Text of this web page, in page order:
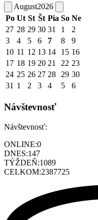
August2026
Po Ut St Št Pia So Ne
27 28 29 30 31 1
2
3
4 5 6 7 8
9
10 11 12 13 14 15 16
17 18 19 20 21 22 23
24 25 26 27 28 29 30
31 1 2 3 4 5 6
Návštevnosť
Návštevnosť:
ONLINE:0
DNES:147
TÝŽDEŇ:1089
CELKOM:2387725